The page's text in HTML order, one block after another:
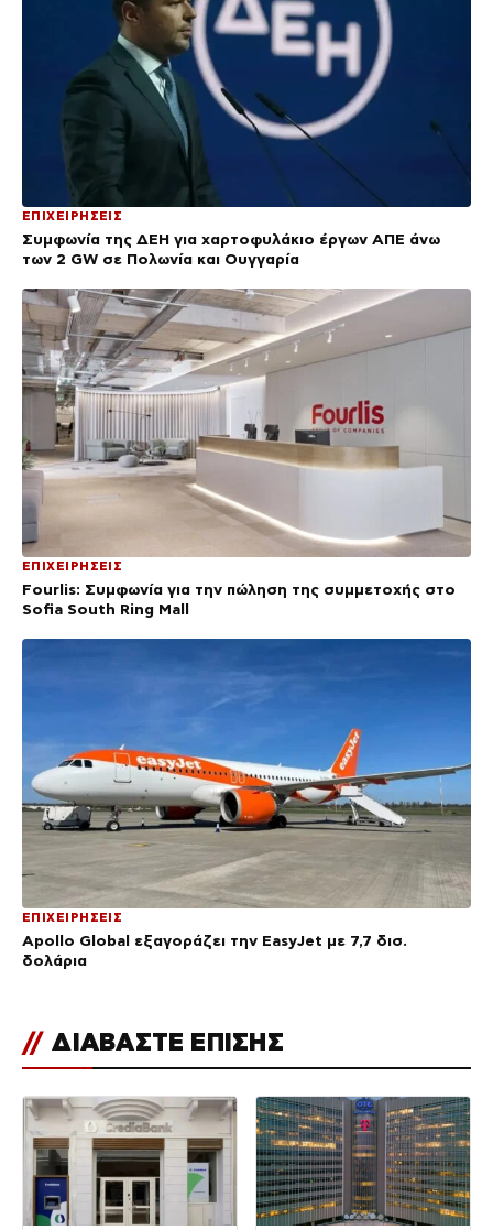
ΕΠΙΧΕΙΡΗΣΕΙΣ
Συμφωνία της ΔΕΗ για χαρτοφυλάκιο έργων ΑΠΕ άνω
των 2 GW σε Πολωνία και Ουγγαρία
ΕΠΙΧΕΙΡΗΣΕΙΣ
Fourlis: Συμφωνία για την πώληση της συμμετοχής στο
Sofia South Ring Mall
ΕΠΙΧΕΙΡΗΣΕΙΣ
Apollo Global εξαγοράζει την EasyJet με 7,7 δισ.
δολάρια
// ΔΙΑΒΑΣΤΕ ΕΠΙΣΗΣ